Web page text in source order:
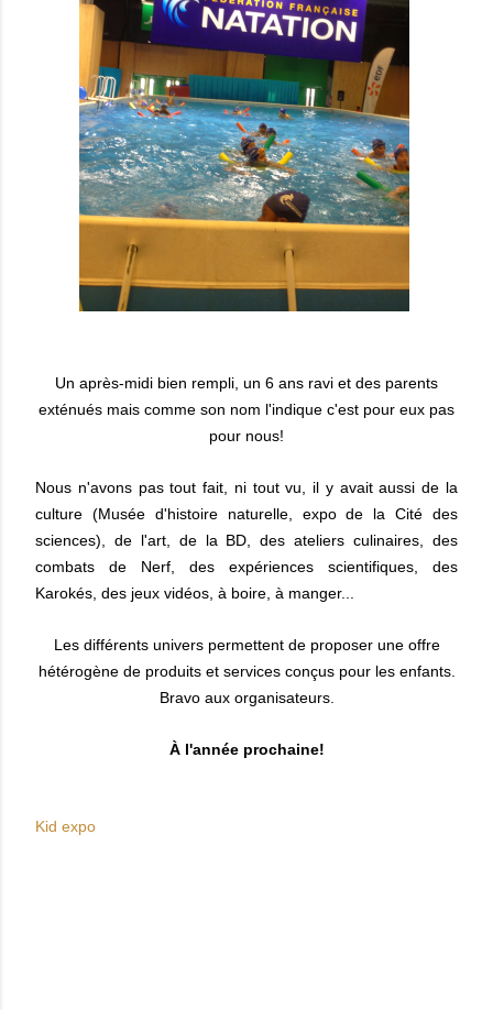
Un après-midi bien rempli, un 6 ans ravi et des parents
exténués mais comme son nom l'indique c'est pour eux pas
pour nous!
Nous n'avons pas tout fait, ni tout vu, il y avait aussi de la
culture (Musée d'histoire naturelle, expo de la Cité des
sciences), de l'art, de la BD, des ateliers culinaires, des
combats de Nerf, des expériences scientifiques, des
Karokés, des jeux vidéos, à boire, à manger...
Les différents univers permettent de proposer une offre
hétérogène de produits et services conçus pour les enfants.
Bravo aux organisateurs.
À l'année prochaine!
Kid expo